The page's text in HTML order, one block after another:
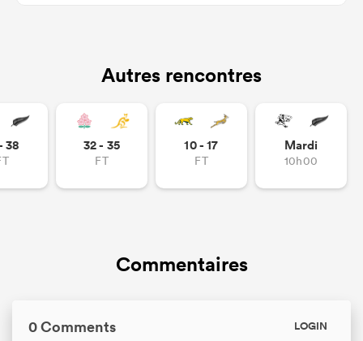
Autres rencontres
38 32 - 35
FT
10 - 17
FT
Mardi
10h00
Commentaires
0 Comments LOGIN